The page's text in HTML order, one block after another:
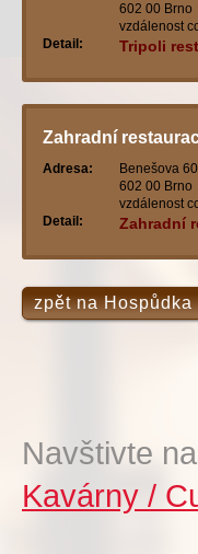
602 00 Brno
vzdálenost
Detail:
Tripoli
Zahradní
Adresa:
Benešova
602 00 Brno
vzdálenost
Detail:
Zahradní
zpět na Hospůdka
Navštivte
Kavárny /